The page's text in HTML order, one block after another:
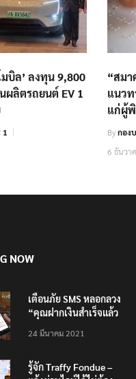
บิล’ ลงทุน 9,800
ผลิตรถยนต์ EV 1
1
“สมา
แนวท
แก่ผู้
Byกอง
6 ธันวา
NOW
เตือนภัย SMS หลอกลวง
“คุณฝากเงินสำเร็จแล้ว
200,000 บาท”
24 มีนาคม 2021
รู้จัก Traffy Fondue –